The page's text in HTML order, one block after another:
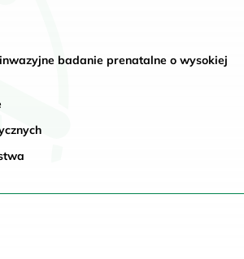
badanie prenatalne o wysokiej